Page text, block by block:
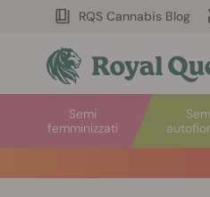
RQS Cannabis Blog
Semi
femminizzati